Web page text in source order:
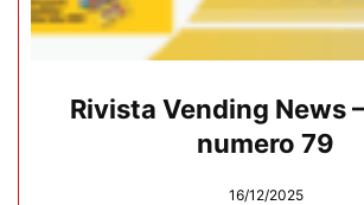
Rivista Vending News
numero 79
16/12/2025